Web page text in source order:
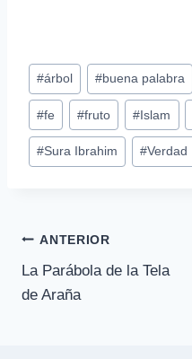
Etiquetas
de
la
entrada:
#árbol #buena palabra
#fe #fruto # Islam
#Sura Ibrahim #Verdad
Navegación
de
ANTERIOR
La Parábola de la Tela
de Araña